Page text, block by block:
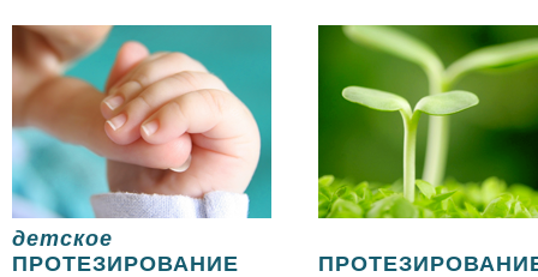
детское
ПРОТЕЗИРОВАНИЕ